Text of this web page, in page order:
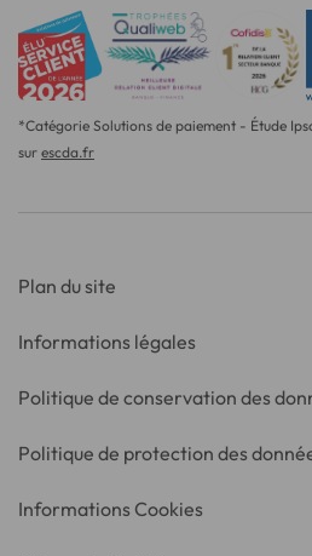
*Catégorie Solutions de paiement - Étude
sur escda.fr
Plan du site
Informations légales
Politique de conservation des
Politique de protection des
Informations Cookies